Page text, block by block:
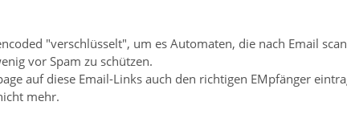
"verschlüsselt", um es Automaten, die nach Email
vor Spam zu schützen.
auf diese Email-Links auch den richtigen EMpfänger
mehr.